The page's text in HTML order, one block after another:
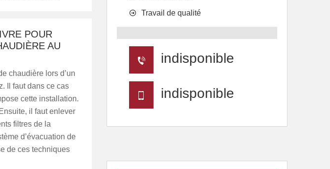
POUR
AU
chaudière lors d’un
Il faut dans ce cas
cette installation.
il faut enlever
filtres de la
d’évacuation de
de ces techniques
Travail de qualité
indisponible
indisponible